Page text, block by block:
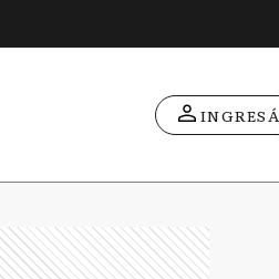
INGRESÁ